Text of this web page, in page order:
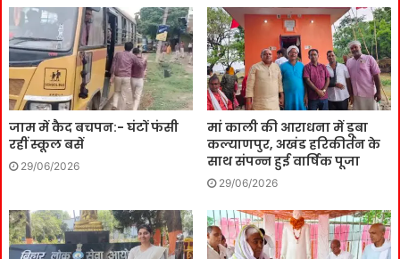
जाम में कैद बचपन:- घंटों फंसी
रहीं स्कूल बसें
29/06/2026
मां काली की आराधना में डूबा
कल्याणपुर, अखंड हरिकीर्तन के
साथ संपन्न हुई वार्षिक पूजा
29/06/2026